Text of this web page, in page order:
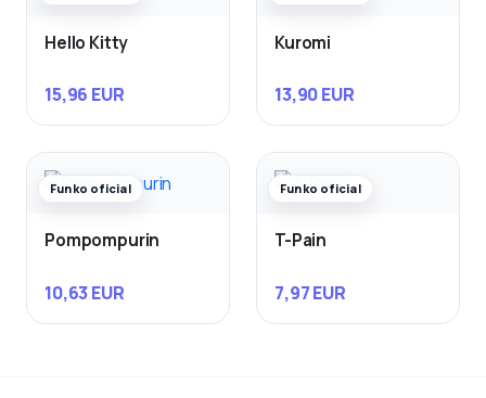
Hello Kitty
15,96 EUR
Kuromi
13,90 EUR
Funko oficial
Pompompurin
10,63 EUR
Funko oficial
T-Pain
7,97 EUR